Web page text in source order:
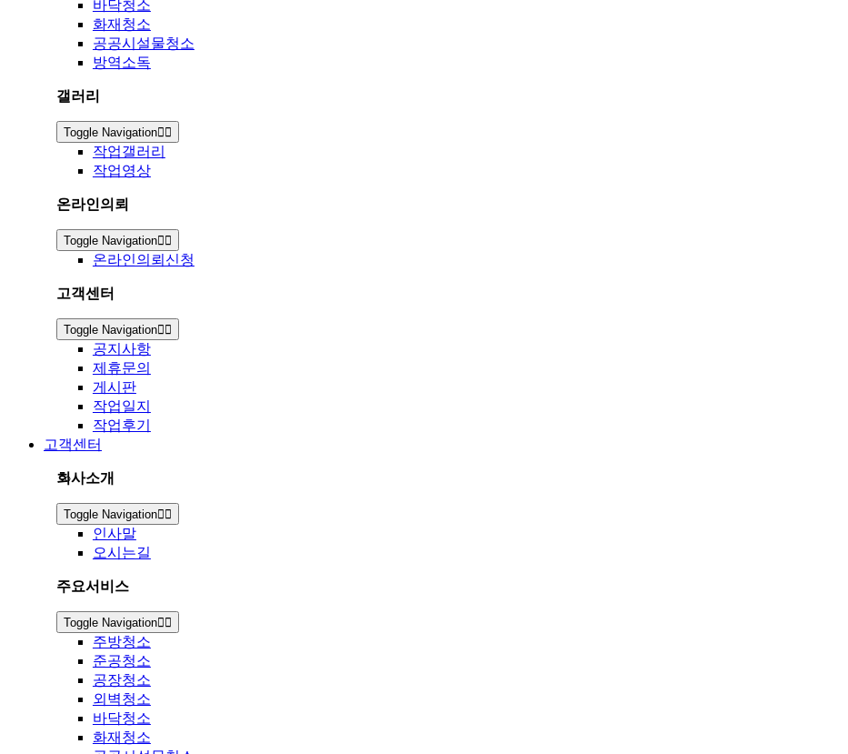
바닥청소
화재청소
공공시설물청소
방역소독
갤러리
Toggle Navigation
작업갤러리
작업영상
온라인의뢰
Toggle Navigation
온라인의뢰신청
고객센터
Toggle Navigation
공지사항
제휴문의
게시판
작업일지
작업후기
고객센터
회사소개
Toggle Navigation
인사말
오시는길
주요서비스
Toggle Navigation
주방청소
준공청소
공장청소
외벽청소
바닥청소
화재청소